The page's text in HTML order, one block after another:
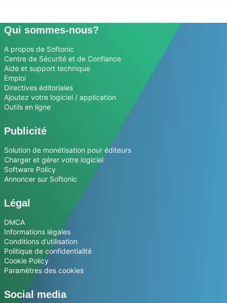
Qui sommes-nous?
A propos de Softonic
Centre de Sécurité et de Confiance
Aide et support technique
Emploi
Directives éditoriales
Ajoutez votre logiciel / application
Outils en ligne
Publicité
Solution de monétisation pour éditeurs
Charger et gérer votre logiciel
Software Policy
Annoncer sur Softonic
Légal
DMCA
Informations légales
Conditions d’utilisation
Politique de confidentialité
Cookie Policy
Paramètres des cookies
Social media